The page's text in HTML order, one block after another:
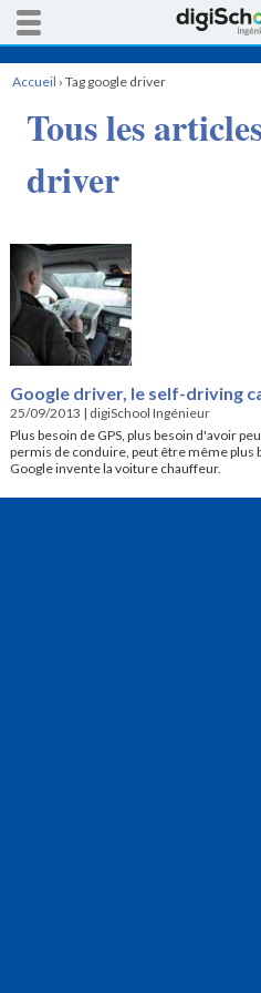
Accueil › Tag google driver
Tous les
driver
Google driver, le self-driving
25/09/2013 | digiSchool Ingénieur
Plus besoin de GPS, plus besoin d'avoir
permis de conduire, peut être même plus
Google invente la voiture chauffeur.